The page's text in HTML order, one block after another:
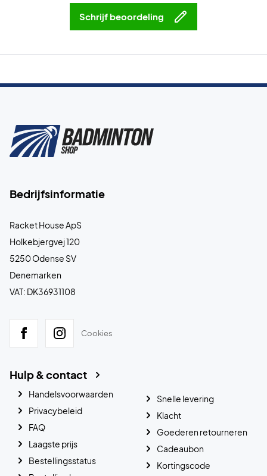
Schrijf beoordeling
Bedrijfsinformatie
Racket House ApS
Holkebjergvej 120
5250 Odense SV
Denemarken
VAT: DK36931108
Cookies
Hulp & contact
Handelsvoorwaarden
Privacybeleid
FAQ
Laagste prijs
Bestellingsstatus
Snelle levering
Klacht
Goederen retourneren
Cadeaubon
Kortingscode